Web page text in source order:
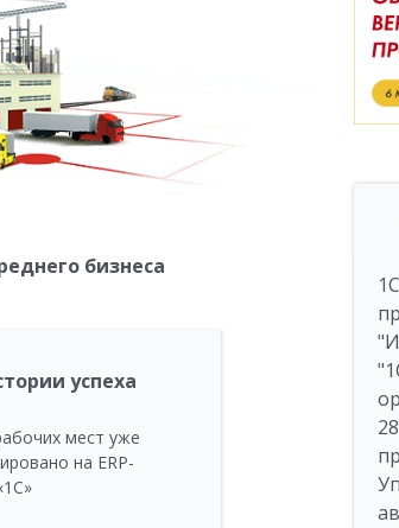
бизнеса
успеха
мест уже
на ERP-